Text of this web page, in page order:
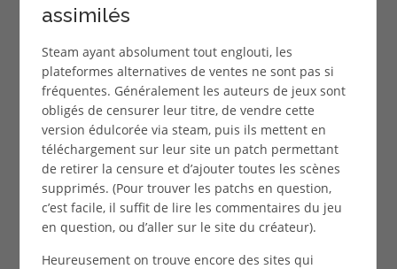
assimilés
Steam ayant absolument tout englouti, les
plateformes alternatives de ventes ne sont pas si
fréquentes. Généralement les auteurs de jeux sont
obligés de censurer leur titre, de vendre cette
version édulcorée via steam, puis ils mettent en
téléchargement sur leur site un patch permettant
de retirer la censure et d’ajouter toutes les scènes
supprimés. (Pour trouver les patchs en question,
c’est facile, il suffit de lire les commentaires du jeu
en question, ou d’aller sur le site du créateur).
Heureusement on trouve encore des sites qui